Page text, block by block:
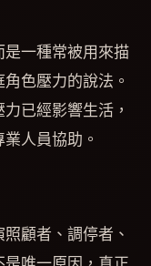
是一種常被用來描
色壓力的說法。
已經影響生活，
人員協助。
顧者、調停者、